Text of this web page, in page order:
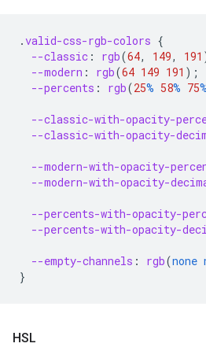
.valid-css-rgb-colors {
--classic : rgb(64, 149, 191
--modern : rgb(64 149 191 );
--percents : rgb(25% 58% 75%
--classic-with-opacity-
--classic-with-opacity-
--modern-with-opacity-
--modern-with-opacity-
--percents-with-opacity-
--percents-with-opacity-
--empty-channels : rgb(none
}
HSL